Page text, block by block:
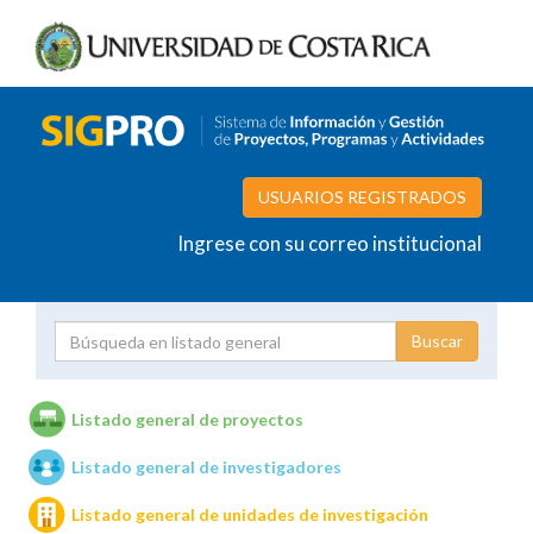
USUARIOS REGISTRADOS
Ingrese con su correo institucional
Unidades de investigación
Listado general de proyectos
Listado general de investigadores
Listado general de unidades de investigación